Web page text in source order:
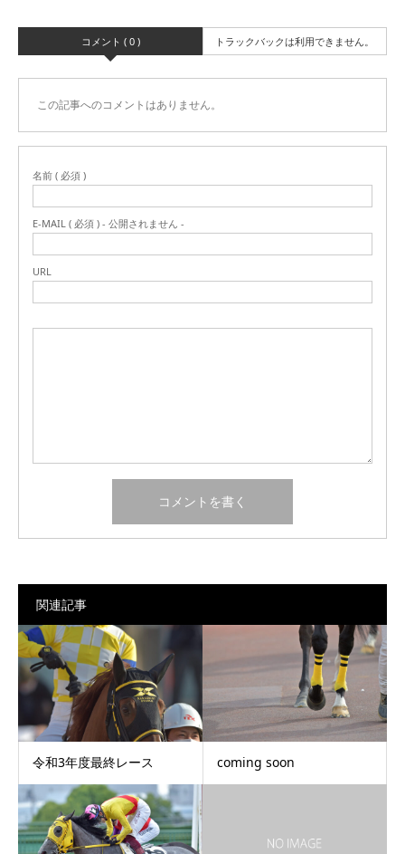
コメント ( 0 ) トラックバックは利用できません。
この記事へのコメントはありません。
名前 ( 必須 )
E-MAIL ( 必須 ) - 公開されません -
URL
関連記事
令和3年度最終レース coming soon